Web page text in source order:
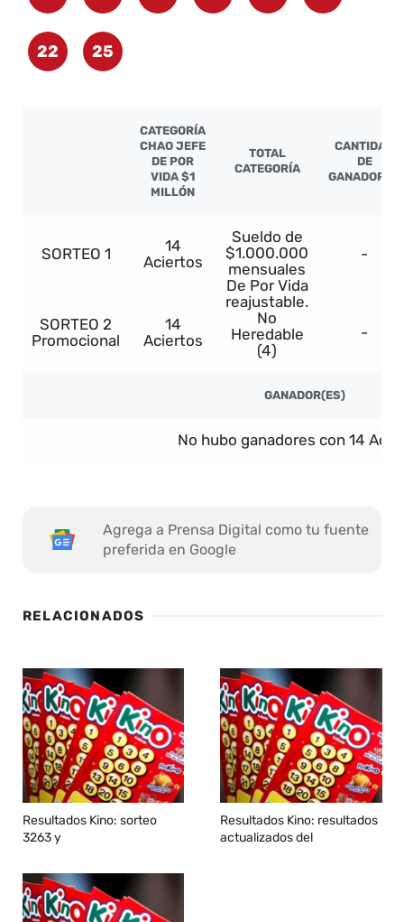
22 25
CATEGORÍA
CHAO JEFE
DE POR
VIDA $1
MILLÓN
TOTAL
CATEGORÍA
CANTIDAD
DE
GANADORES
SORTEO 1
14
Aciertos
Sueldo de
$1.000.000
mensuales
De Por Vida
reajustable.
No
Heredable
(4)
-
SORTEO 2
Promocional
14
Aciertos
-
GANADOR(ES)
No hubo ganadores con 14
Agrega a Prensa Digital como tu fuente
preferida en Google
RELACIONADOS
Resultados Kino: sorteo
3263 y
Resultados Kino: resultados
actualizados del